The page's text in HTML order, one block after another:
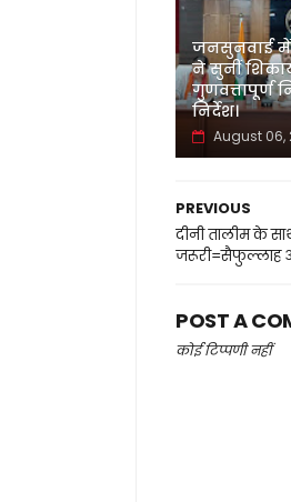
जनसुनवाई में
ने सुनीं
गुणवत्तापूर्ण
निर्देश।
August 06,
PREVIOUS
दीनी तालीम के
जरूरी=सैफुल्लाह
POST A
कोई टिप्पणी नहीं